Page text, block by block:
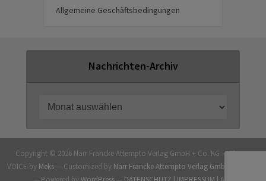
Allgemeine Geschäftsbedingungen
Nachrichten-Archiv
Copyright © 2026 Narr Francke Attempto Verlag GmbH + Co. KG — Theme
VOICE by Meks— Customized by Narr Francke Attempto Verlag GmbH + Co. KG